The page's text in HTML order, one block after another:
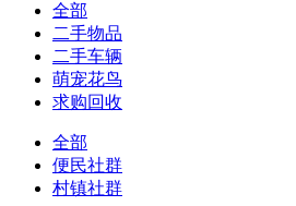
全部
二手物品
二手车辆
萌宠花鸟
求购回收
全部
便民社群
村镇社群